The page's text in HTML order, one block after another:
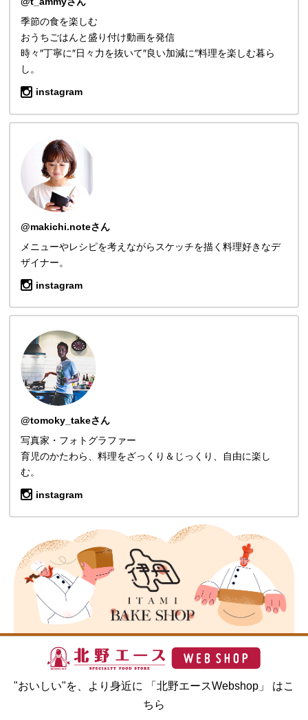
季節の食を楽しむ
おうちごはんと盛り付け動画を発信
時々″丁寧に″日々力を抜いて″良い加減に″料理を楽しむ暮ら
し。
instagram
@makichi.noteさん
メニューやレシピを考えながらスケッチを描く料理好きなデ
ザイナー。
instagram
@tomoky_takeさん
写真家・フォトグラファー
育児のかたわら、料理をざっくり＆じっくり、自由に楽し
む。
instagram
"おいしい"を、より身近に 「北野エースWebshop」 はこ
ちら